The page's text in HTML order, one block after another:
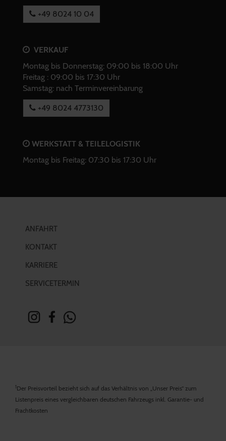
+49 8024 10 04
VERKAUF
Montag bis Donnerstag: 09:00 bis 18:00 Uhr
Freitag : 09:00 bis 17:30 Uhr
Samstag: nach Terminvereinbarung
+49 8024 4773130
WERKSTATT & TEILELOGISTIK
Montag bis Freitag: 07:30 bis 17:30 Uhr
ANFAHRT
KONTAKT
KARRIERE
SERVICETERMIN
1Der Preisvorteil bezieht sich auf das Verhältnis von „Unser Preis“ zum
Listenpreis eines vergleichbaren deutschen Fahrzeugs inkl. Garantie- und
Frachtkosten